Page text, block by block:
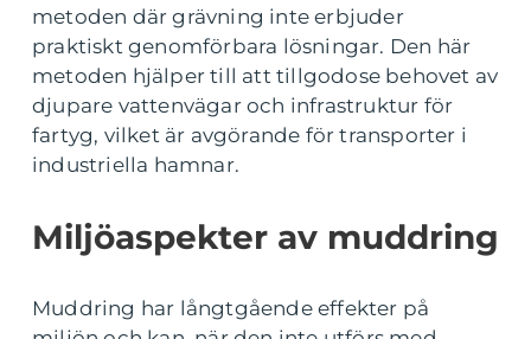
metoden där grävning inte erbjuder
praktiskt genomförbara lösningar. Den här
metoden hjälper till att tillgodose behovet av
djupare vattenvägar och infrastruktur för
fartyg, vilket är avgörande för transporter i
industriella hamnar.
Miljöaspekter av muddring
Muddring har långtgående effekter på